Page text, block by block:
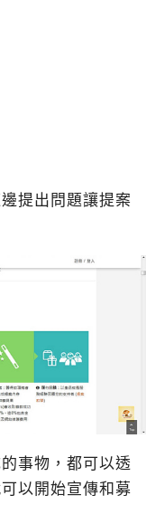
提出問題讓提案
事物，都可以透
以開始宣傳和募